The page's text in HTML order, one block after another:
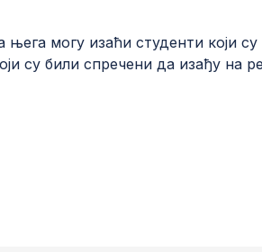
могу изаћи студенти који
су били спречени да изађу на